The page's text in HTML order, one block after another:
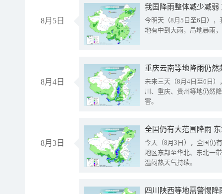
8月5日
我国降雨整体减少减弱
今明天（8月5日至6日）
地有中到大雨，局地暴雨
8月4日
重庆云南等地降雨仍然
未来三天（8月4日至6日
川、重庆、贵州等地仍然
害。
8月3日
全国仍有大范围降雨
今天（8月3日），全国仍
地区东部至华北、东北一
温闷热天气持续。